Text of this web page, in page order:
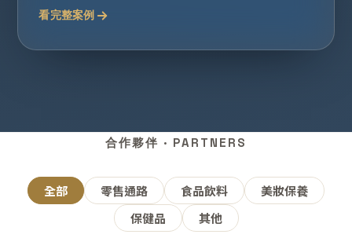
看完整案例
合作夥伴 · PARTNERS
全部 零售通路 食品飲料
美妝保養
保健品
其他